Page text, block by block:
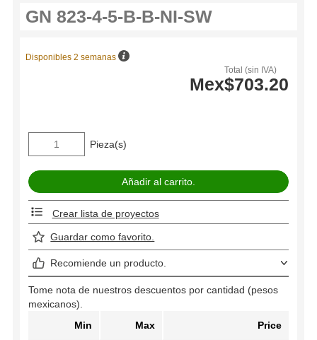
Total (sin IVA)
Mex$703.20
Disponibles 2 semanas
Pieza(s)
Crear lista de proyectos
Guardar como favorito.
Recomiende un producto.
Tome nota de nuestros descuentos por cantidad (pesos
mexicanos).
Min
Max Price